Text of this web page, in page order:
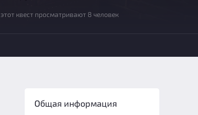
квест просматривают 8 человек
Общая информация